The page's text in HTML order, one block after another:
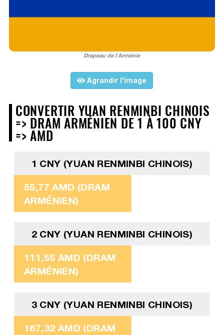
Drapeau de l'Arménie
Agrandir l'image
CONVERTIR YUAN RENMINBI CHINOIS
=> DRAM ARMÉNIEN DE 1 À 100 CNY
=> AMD
1 CNY (YUAN RENMINBI CHINOIS)
55,77 AMD (DRAM
ARMÉNIEN)
2 CNY (YUAN RENMINBI CHINOIS)
111,55 AMD (DRAM
ARMÉNIEN)
3 CNY (YUAN RENMINBI CHINOIS)
167,32 AMD (DRAM